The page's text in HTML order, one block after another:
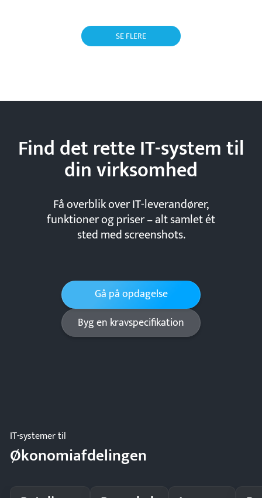
SE FLERE
Find det rette IT-system til
dinvirksomhed
Få overblik over IT-leverandører,
funktioner og priser – alt samlet ét
sted med screenshots.
Gå på opdagelse
Byg en kravspecifikation
IT-systemer til
Økonomiafdelingen